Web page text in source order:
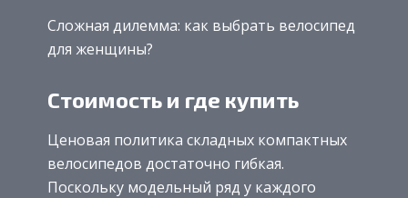
Сложная дилемма: как выбрать велосипед
для женщины?
Стоимость и где купить
Ценовая политика складных компактных
велосипедов достаточно гибкая.
Поскольку модельный ряд у каждого